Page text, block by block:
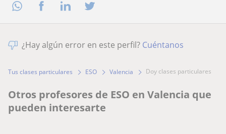
¿Hay algún error en este perfil? Cuéntanos
Tus clases particulares ESO Valencia doy clases particulares
Otros profesores de ESO en Valencia que
pueden interesarte